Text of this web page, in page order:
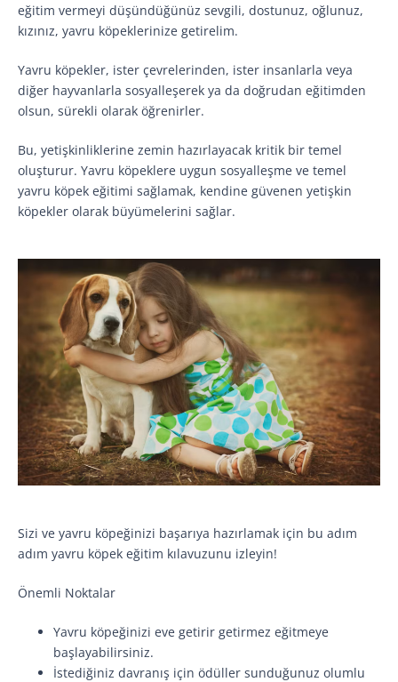
eğitim vermeyi düşündüğünüz sevgili, dostunuz, oğlunuz,
kızınız, yavru köpeklerinize getirelim.
Yavru köpekler, ister çevrelerinden, ister insanlarla veya
diğer hayvanlarla sosyalleşerek ya da doğrudan eğitimden
olsun, sürekli olarak öğrenirler.
Bu, yetişkinliklerine zemin hazırlayacak kritik bir temel
oluşturur. Yavru köpeklere uygun sosyalleşme ve temel
yavru köpek eğitimi sağlamak, kendine güvenen yetişkin
köpekler olarak büyümelerini sağlar.
Sizi ve yavru köpeğinizi başarıya hazırlamak için bu adım
adım yavru köpek eğitim kılavuzunu izleyin!
Önemli Noktalar
Yavru köpeğinizi eve getirir getirmez eğitmeye
başlayabilirsiniz.
İstediğiniz davranış için ödüller sunduğunuz olumlu